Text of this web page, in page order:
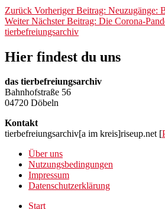
Zurück Vorheriger Beitrag: Neuzugänge:
Weiter Nächster Beitrag: Die Corona-
tierbefreiungsarchiv
Hier findest du uns
das tierbefreiungsarchiv
Bahnhofstraße 56
04720 Döbeln
Kontakt
tierbefreiungsarchiv[a im kreis]riseup.net [
Über uns
Nutzungsbedingungen
Impressum
Datenschutzerklärung
Start